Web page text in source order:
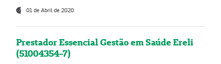
01 de Abril de 2020
Prestador Essencial Gestão em Saúde Ereli
(51004354-7)